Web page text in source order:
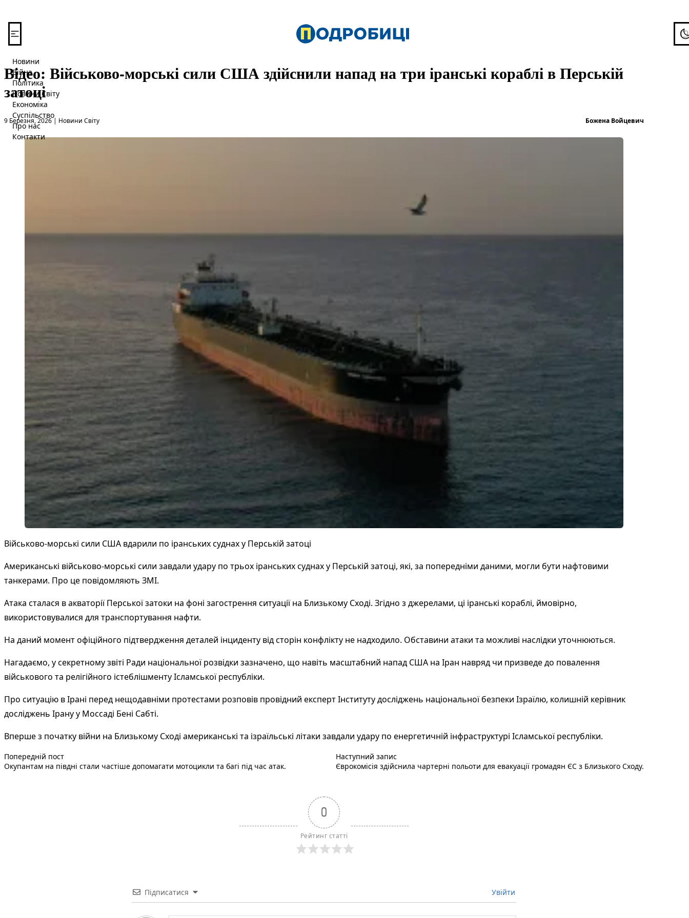
Новини
Війна
Політика
Новини Світу
Економіка
Суспільство
Про нас
Контакти
Відео: Військово-морські сили США здійснили напад на три іранські кораблі в Перській
затоці
9 Березня, 2026|
Опубліковано вНовини Світу Божена Войцевич
Військово-морські сили США вдарили по іранських суднах у Перській затоці
Американські військово-морські сили завдали удару по трьох іранських суднах у Перській затоці, які, за попередніми даними, могли бути нафтовими
танкерами. Про це повідомляють ЗМІ.
Атака сталася в акваторії Перської затоки на фоні загострення ситуації на Близькому Сході. Згідно з джерелами, ці іранські кораблі, ймовірно,
використовувалися для транспортування нафти.
На даний момент офіційного підтвердження деталей інциденту від сторін конфлікту не надходило. Обставини атаки та можливі наслідки уточнюються.
Нагадаємо, у секретному звіті Ради національної розвідки зазначено, що навіть масштабний напад США на Іран навряд чи призведе до повалення
військового та релігійного істеблішменту Ісламської республіки.
Про ситуацію в Ірані перед нещодавніми протестами розповів провідний експерт Інституту досліджень національної безпеки Ізраїлю, колишній керівник
досліджень Ірану у Моссаді Бені Сабті.
Вперше з початку війни на Близькому Сході американські та ізраїльські літаки завдали удару по енергетичній інфраструктурі Ісламської республіки.
Навігація
записів
Попередній постПопередній запис:
Окупантам на півдні стали частіше допомагати мотоцикли та багі під час атак.
Наступний записНаступний пост :
Єврокомісія здійснила чартерні польоти для евакуації громадян ЄС з Близького Сходу.
0
Рейтинг статті
Підписатися Увійти